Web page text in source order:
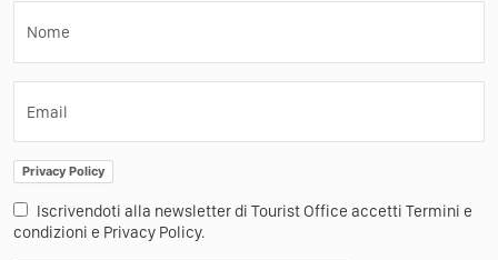
Nome
Email
Privacy Policy
Iscrivendoti alla newsletter di Tourist Office accetti Termini e
condizioni e Privacy Policy.